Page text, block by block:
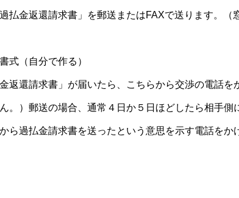
払金返還請求書」を郵送またはFAXで送ります。（
式（自分で作る）
返還請求書」が届いたら、こちらから交渉の電話
。）郵送の場合、通常４日か５日ほどしたら相手側
ら過払金請求書を送ったという意思を示す電話をか